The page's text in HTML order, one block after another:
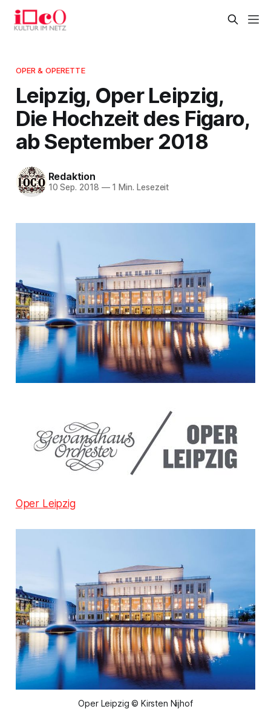
OPER & OPERETTE
Leipzig, Oper Leipzig,
Die Hochzeit des Figaro,
ab September 2018
Redaktion
10 Sep. 2018 —1 Min. Lesezeit
Oper Leipzig
Oper Leipzig © Kirsten Nijhof